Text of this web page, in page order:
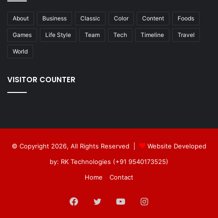
About Business Classic Color Content Foods
Games Life Style Team Tech Timeline Travel
World
VISITOR COUNTER
© Copyright 2026, All Rights Reserved |
Website Developed
by: RK Technologies (+91 9540173525)
Home
Contact
Facebook
TwitterYouTubeInstagram